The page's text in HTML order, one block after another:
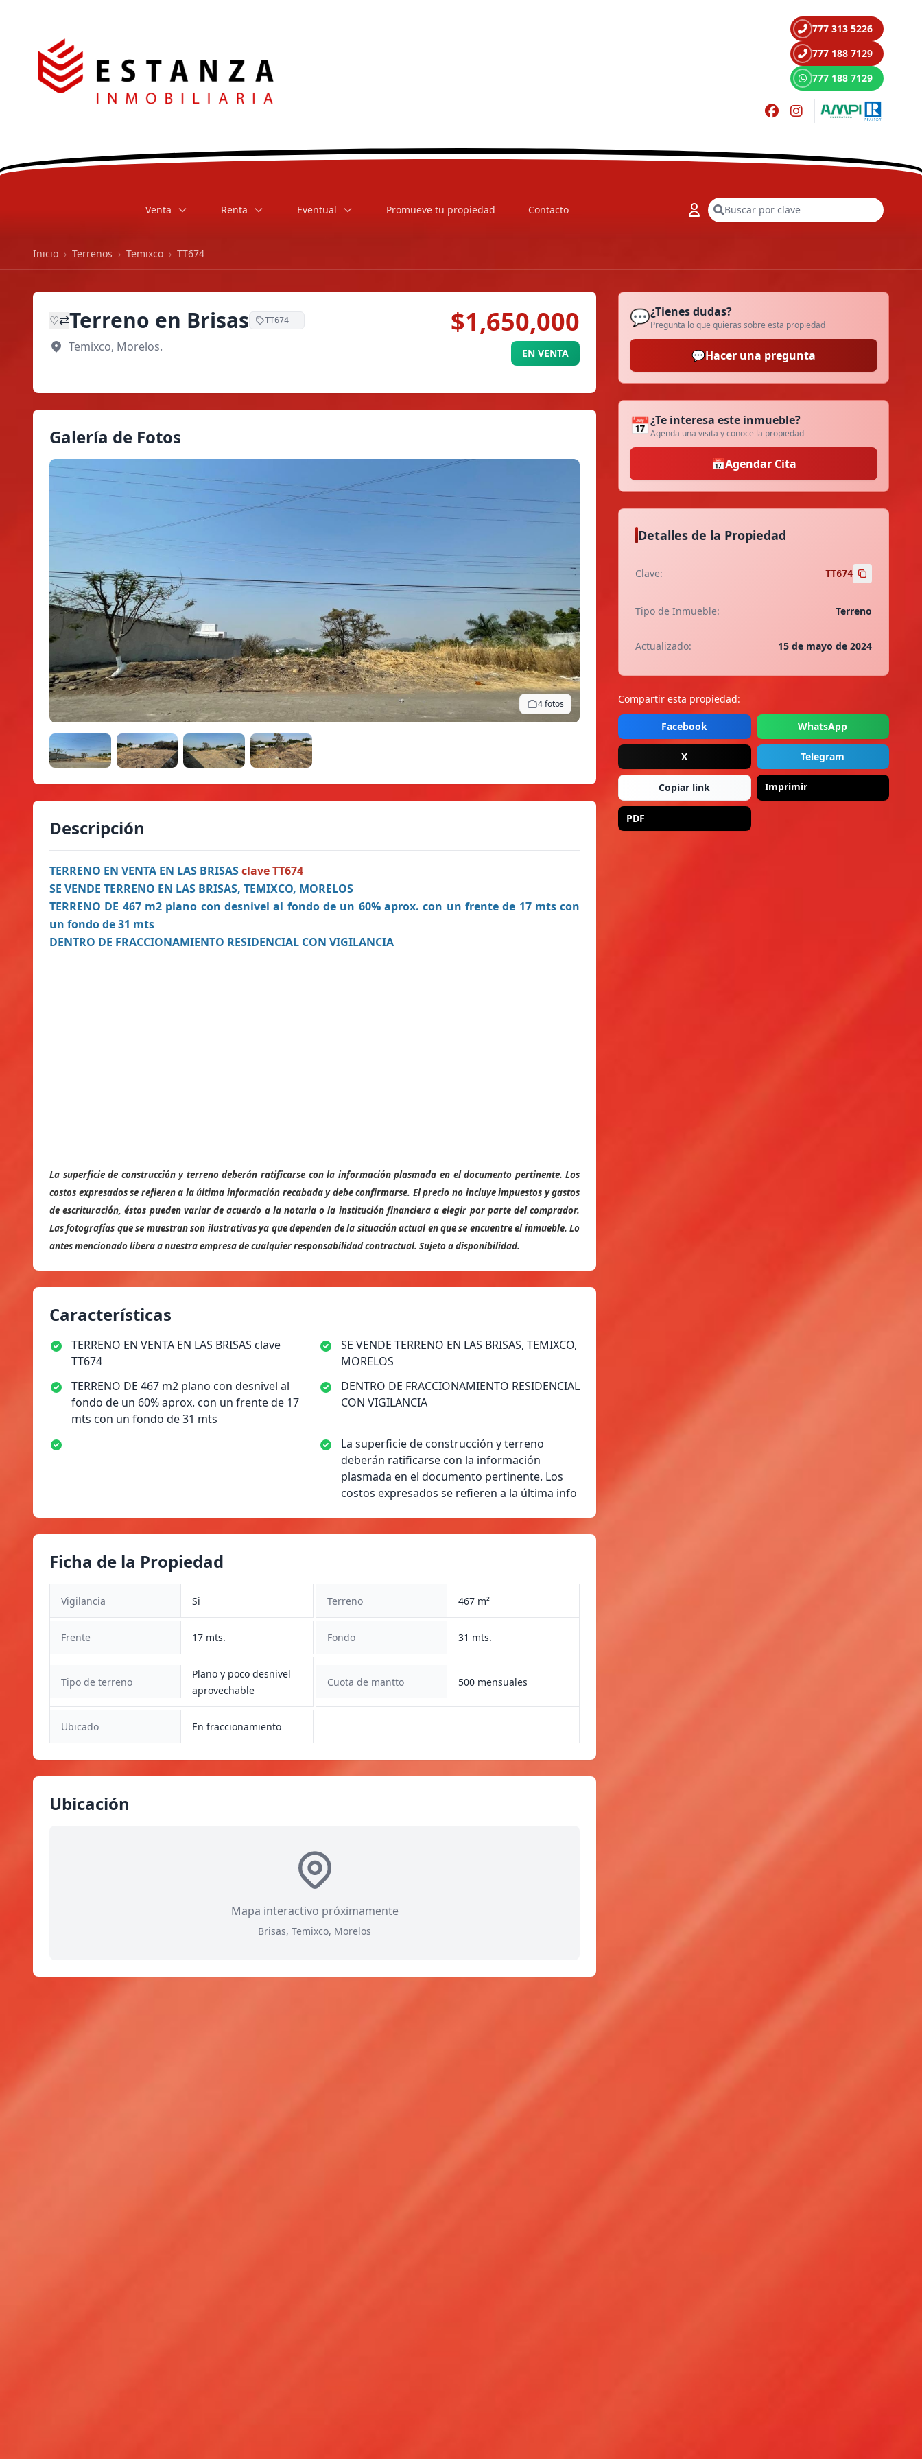
777 313 5226
777 188 7129
777 188 7129
Venta Renta Eventual Promueve tu propiedad Contacto Buscar
Inicio › Terrenos › Temixco › TT674
♡⇄Terreno en Brisas TT674
Temixco, Morelos.
$1,650,000
EN VENTA
Galería de Fotos
4 fotos
Descripción
TERRENO EN VENTA EN LAS BRISASclave TT674
SE VENDE TERRENO EN LAS BRISAS, TEMIXCO, MORELOS
TERRENO DE 467 m2 plano con desnivel al fondo de un 60% aprox. con un frente de 17 mts con
un fondo de 31 mts
DENTRO DE FRACCIONAMIENTO RESIDENCIAL CON VIGILANCIA
La superficie de construcción y terreno deberán ratificarse con la información plasmada en el documento pertinente. Los
costos expresados se refieren a la última información recabada y debe confirmarse. El precio no incluye impuestos y gastos
de escrituración, éstos pueden variar de acuerdo a la notaria o la institución financiera a elegir por parte del comprador.
Las fotografías que se muestran son ilustrativas ya que dependen de la situación actual en que se encuentre el inmueble. Lo
antes mencionado libera a nuestra empresa de cualquier responsabilidad contractual. Sujeto a disponibilidad.
Características
TERRENO EN VENTA EN LAS BRISAS clave
TT674
SE VENDE TERRENO EN LAS BRISAS, TEMIXCO,
MORELOS
TERRENO DE 467 m2 plano con desnivel al
fondo de un 60% aprox. con un frente de 17
mts con un fondo de 31 mts
DENTRO DE FRACCIONAMIENTO RESIDENCIAL
CON VIGILANCIA
La superficie de construcción y terreno
deberán ratificarse con la información
plasmada en el documento pertinente. Los
costos expresados se refieren a la última info
Ficha de la Propiedad
Vigilancia Si Terreno 467 m²
Frente 17 mts. Fondo 31 mts.
Tipo de terreno
Plano y poco desnivel
aprovechable
Cuota de mantto 500 mensuales
Ubicado En fraccionamiento
Ubicación
Mapa interactivo próximamente
Brisas, Temixco, Morelos
💬¿Tienes dudas?
Pregunta lo que quieras sobre esta propiedad
💬Hacer una pregunta
📅¿Te interesa este inmueble?
Agenda una visita y conoce la propiedad
📅Agendar Cita
Detalles de la Propiedad
Clave: TT674
Tipo de Inmueble: Terreno
Actualizado: 15 de mayo de 2024
Compartir esta propiedad:
Facebook WhatsApp
X Telegram
Copiar link Imprimir
PDF